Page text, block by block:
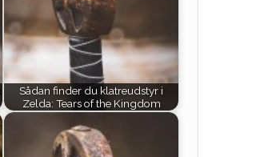
Sådan finder du klatreudstyr i
Zelda: Tears of the Kingdom